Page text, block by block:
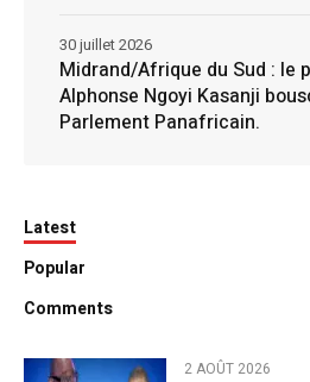
Midrand/Afrique du Sud : le
Alphonse Ngoyi Kasanji
Parlement Panafricain.
30 juillet 2026
Latest
Popular
Comments
2 AOÛT 2026